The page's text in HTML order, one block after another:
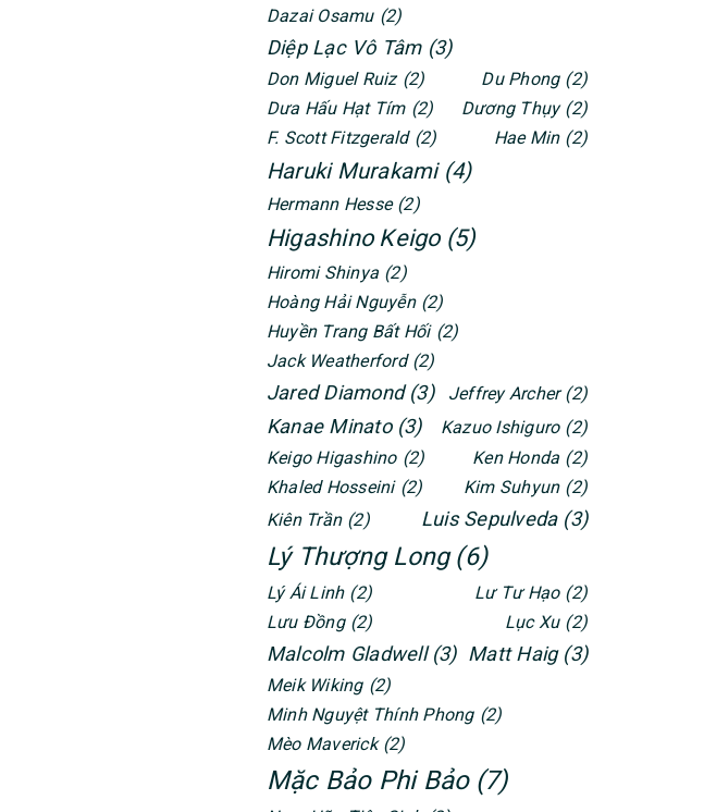
Dazai Osamu (2)
Diệp Lạc Vô Tâm (3)
Don Miguel Ruiz (2) Du Phong (2)
Dưa Hấu Hạt Tím (2) Dương Thụy (2)
F. Scott Fitzgerald (2) Hae Min (2)
Haruki Murakami (4)
Hermann Hesse (2)
Higashino Keigo (5)
Hiromi Shinya (2)
Hoàng Hải Nguyễn (2)
Huyền Trang Bất Hối (2)
Jack Weatherford (2)
Jared Diamond (3) Jeffrey Archer (2)
Kanae Minato (3) Kazuo Ishiguro (2)
Keigo Higashino (2) Ken Honda (2)
Khaled Hosseini (2) Kim Suhyun (2)
Kiên Trần (2) Luis Sepulveda (3)
Lý Thượng Long (6)
Lý Ái Linh (2) Lư Tư Hạo (2)
Lưu Đồng (2) Lục Xu (2)
Malcolm Gladwell (3) Matt Haig (3)
Meik Wiking (2)
Minh Nguyệt Thính Phong (2)
Mèo Maverick (2)
Mặc Bảo Phi Bảo (7)